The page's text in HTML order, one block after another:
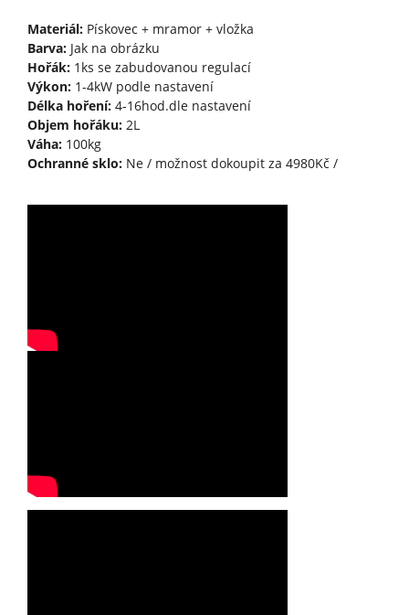
Materiál:Pískovec + mramor + vložka
Barva:Jak na obrázku
Hořák:1ks se zabudovanou regulací
Výkon:1-4kW podle nastavení
Délka hoření:4-16hod.dle nastavení
Objem hořáku:2L
Váha:100kg
Ochranné sklo:Ne / možnost dokoupit za 4980Kč /